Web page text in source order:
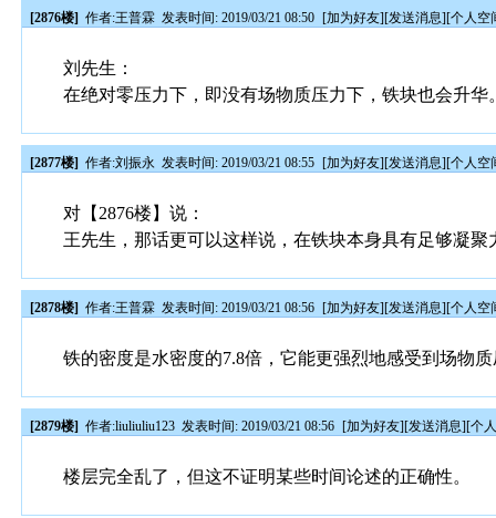
[2876楼] 作者:王普霖 发表时间: 2019/03/21 08:50 [加为好友][发送消息][个人空
刘先生：
在绝对零压力下，即没有场物质压力下，铁块也会升华
[2877楼] 作者:刘振永 发表时间: 2019/03/21 08:55 [加为好友][发送消息][个人空
对【2876楼】说：
王先生，那话更可以这样说，在铁块本身具有足够凝
[2878楼] 作者:王普霖 发表时间: 2019/03/21 08:56 [加为好友][发送消息][个人空
铁的密度是水密度的7.8倍，它能更强烈地感受到场物
[2879楼] 作者:liuliuliu123 发表时间: 2019/03/21 08:56 [加为好友][发送消息][个
楼层完全乱了，但这不证明某些时间论述的正确性。